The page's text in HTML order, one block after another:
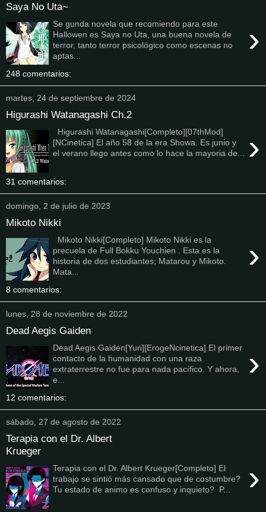
Saya No Uta~
›
Se gunda novela que recomiendo para este
Hallowen es Saya no Uta, una buena novela de
terror, tanto terror psicológico como escenas no
aptas...
248 comentarios:
martes, 24 de septiembre de 2024
Higurashi Watanagashi Ch.2
›
Higurashi Watanagashi[Completo][07thMod]
[NCinetica] El año 58 de la era Showa. Es junio y
el verano llego antes como lo hace la mayoria de...
31 comentarios:
domingo, 2 de julio de 2023
Mikoto Nikki
›
Mikoto Nikki[Completo] Mikoto Nikki es la
precuela de Full Bokku Youchien . Esta es la
historia de dos estudiantes; Matarou y Mikoto.
Mata...
8 comentarios:
lunes, 28 de noviembre de 2022
Dead Aegis Gaiden
›
Dead Aegis Gaiden[Yuri][ErogeNcinetica] El primer
contacto de la humanidad con una raza
extraterrestre no fue para nada pacífico. Y ahora,
e...
12 comentarios:
sábado, 27 de agosto de 2022
Terapia con el Dr. Albert
Krueger
›
Terapia con el Dr. Albert Krueger[Completo] El
trabajo se sintió más cansado que de costumbre?
Tu estado de animo es confuso y inquieto? P...